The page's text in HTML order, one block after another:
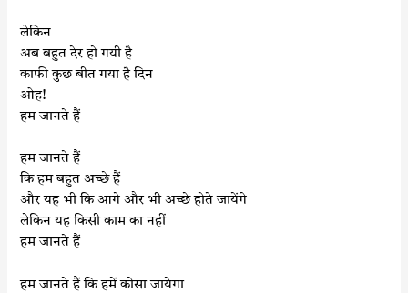
लेकिन
अब बहुत देर हो गयी है
काफी कुछ बीत गया है दिन
ओह!
हम जानते हैं
हम जानते हैं
कि हम बहुत अच्छे हैं
और यह भी कि आगे और भी अच्छे होते जायेंगे
लेकिन यह किसी काम का नहीं
हम जानते हैं
हम जानते हैं कि हमें कोसा जायेगा